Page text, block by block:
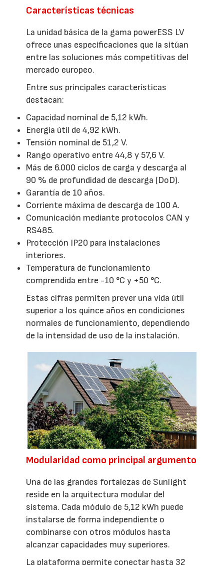
Características técnicas
La unidad básica de la gama powerESS LV
ofrece unas especificaciones que la sitúan
entre las soluciones más competitivas del
mercado europeo.
Entre sus principales características
destacan:
Capacidad nominal de 5,12 kWh.
Energía útil de 4,92 kWh.
Tensión nominal de 51,2 V.
Rango operativo entre 44,8 y 57,6 V.
Más de 6.000 ciclos de carga y descarga al
90 % de profundidad de descarga (DoD).
Garantía de 10 años.
Corriente máxima de descarga de 100 A.
Comunicación mediante protocolos CAN y
RS485.
Protección IP20 para instalaciones
interiores.
Temperatura de funcionamiento
comprendida entre -10 °C y +50 °C.
Estas cifras permiten prever una vida útil
superior a los quince años en condiciones
normales de funcionamiento, dependiendo
de la intensidad de uso de la instalación.
Modularidad como principal argumento
Una de las grandes fortalezas de Sunlight
reside en la arquitectura modular del
sistema. Cada módulo de 5,12 kWh puede
instalarse de forma independiente o
combinarse con otros módulos hasta
alcanzar capacidades muy superiores.
La plataforma permite conectar hasta 32